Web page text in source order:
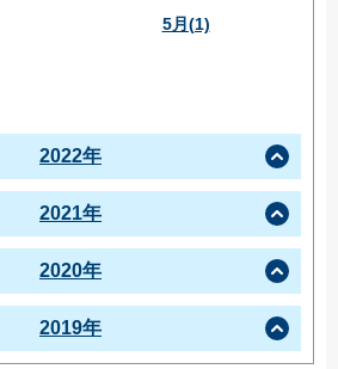
5月(1)
2022年
2021年
2020年
2019年